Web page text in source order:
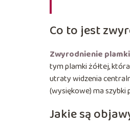
Co to jest
Zwyrodnienie
tym plamki żółtej,
utraty widzenia
(wysiękowe) ma szybki
Jakie są